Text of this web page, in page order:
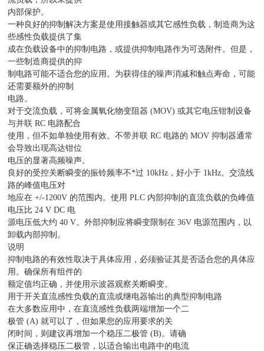
内部保护。
一种良好的抑制解决方案是使用接触器或其它感性负载，制造商为这
些感性负载提供了集
成在负载设备中的抑制电路，或提供抑制电路作为可选附件。但是，
一些制造商提供的抑
制电路可能不适合您的应用。为获得佳的噪声消减和触点寿命，可能
还需要额外的抑制
电路。
对于交流负载，可将金属氧化物变阻器 (MOV) 或其它电压钳制设备
与并联 RC 电路配合
使用，但不如单独使用有效。不带并联 RC 电路的 MOV 抑制器通常
会导致出现高达钳位
电压的显著高频噪声。
良好的受控关断瞬变的振铃频率不*过 10kHz，好小于 1kHz。交流线
路的峰值电压对
地应在 +/-1200V 的范围内。使用 PLC 内部抑制的直流负载的负峰值
电压比 24 V DC 电
源电压低大约 40 V。外部抑制应将瞬变限制在 36V 电源范围内，以
卸载内部抑制。
说明
抑制电路的有效性取决于具体应用，必须验证其是否适合您的具体应
用。确保所有组件的
额定值均正确，并使用示波器观察关断瞬变。
用于开关直流感性负载的直流或继电器输出的典型抑制电路
在大多数应用中，在直流感性负载两端增加一个二
极管 (A) 就可以了，但如果您的应用要求的关
闭时间，则建议再增加一个稳压二极管 (B)。请确
保正确选择稳压二极管，以适合输出电路中的电流